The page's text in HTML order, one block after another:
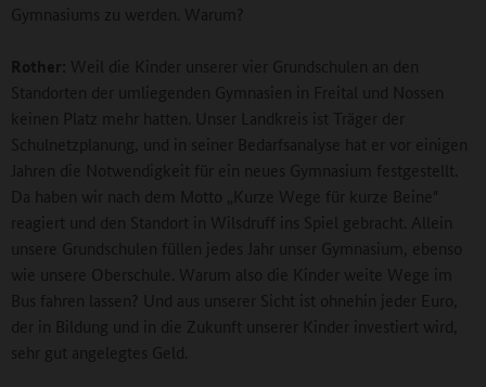
Gymnasiums zu werden. Warum?
Rother: Weil die Kinder unserer vier Grundschulen an den
Standorten der umliegenden Gymnasien in Freital und Nossen
keinen Platz mehr hatten. Unser Landkreis ist Träger der
Schulnetzplanung, und in seiner Bedarfsanalyse hat er vor einigen
Jahren die Notwendigkeit für ein neues Gymnasium festgestellt.
Da haben wir nach dem Motto „Kurze Wege für kurze Beine"
reagiert und den Standort in Wilsdruff ins Spiel gebracht. Allein
unsere Grundschulen füllen jedes Jahr unser Gymnasium, ebenso
wie unsere Oberschule. Warum also die Kinder weite Wege im
Bus fahren lassen? Und aus unserer Sicht ist ohnehin jeder Euro,
der in Bildung und in die Zukunft unserer Kinder investiert wird,
sehr gut angelegtes Geld.